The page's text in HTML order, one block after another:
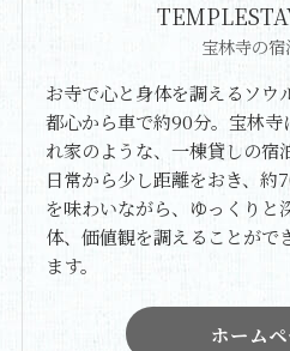
宝林寺の
お寺で心と身体を調えるソウ
都心から車で約90分。宝林
れ家のような、一棟貸しの宿
日常から少し距離をおき、
を味わいながら、ゆっくりと
体、価値観を調えることがで
ます。
ホーム